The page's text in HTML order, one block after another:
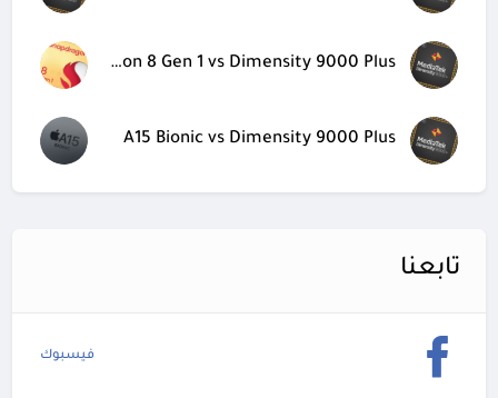
Snapdragon 8 Gen 1 vs Dimensity 9000 Plus
A15 Bionic vs Dimensity 9000 Plus
تابعنا
فيسبوك